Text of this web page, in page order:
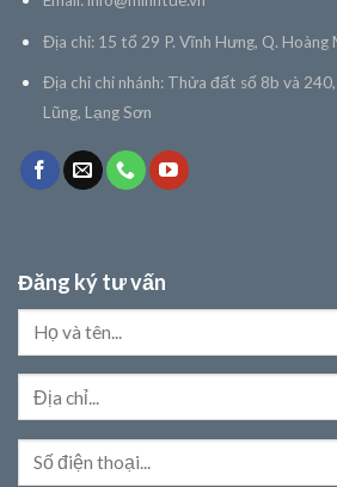
Địa chỉ: 15 tổ 29 P. Vĩnh Hưng, Q. Hoàng
Địa chỉ chi nhánh: Thửa đất số 8b và
Lũng, Lạng Sơn
Đăng ký tư vấn